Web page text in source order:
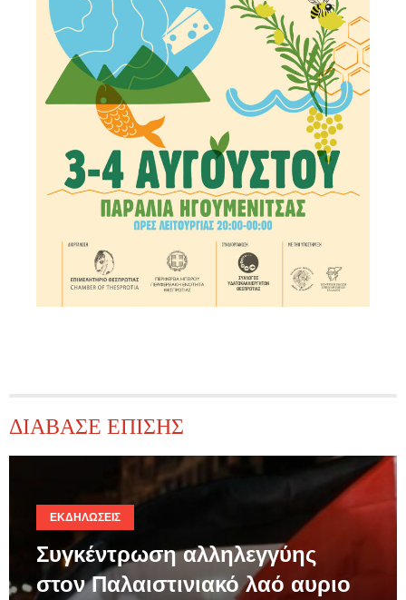
ΔΙΑΒΑΣΕ ΕΠΙΣΗΣ
ΕΚΔΗΛΏΣΕΙΣ
Συγκέντρωση αλληλεγγύης
στον Παλαιστινιακό λαό αυριο